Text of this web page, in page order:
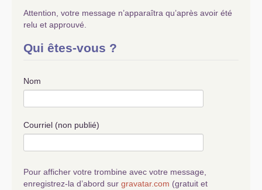
Attention, votre message n’apparaîtra qu’après avoir été
relu et approuvé.
Qui êtes-vous ?
Nom
Courriel (non publié)
Pour afficher votre trombine avec votre message,
enregistrez-la d’abord sur gravatar.com (gratuit et